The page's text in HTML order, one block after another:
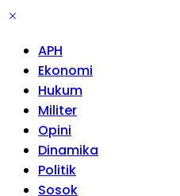
APH
Ekonomi
Hukum
Militer
Opini
Dinamika
Politik
Sosok